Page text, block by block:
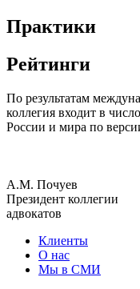
Практики
Рейтинги
По результатам
коллегия входит в
России и мира по
А.М. Почуев
Президент коллегии
адвокатов
Клиенты
О нас
Мы в СМИ